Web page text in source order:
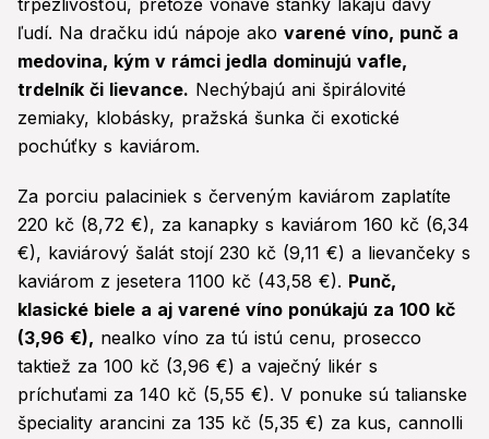
trpezlivosťou, pretože voňavé stánky lákajú davy
ľudí. Na dračku idú nápoje ako varené víno, punč a
medovina, kým v rámci jedla dominujú vafle,
trdelník či lievance. Nechýbajú ani špirálovité
zemiaky, klobásky, pražská šunka či exotické
pochúťky s kaviárom.
Za porciu palaciniek s červeným kaviárom zaplatíte
220 kč (8,72 €), za kanapky s kaviárom 160 kč (6,34
€), kaviárový šalát stojí 230 kč (9,11 €) a lievančeky s
kaviárom z jesetera 1100 kč (43,58 €). Punč,
klasické biele a aj varené víno ponúkajú za 100 kč
(3,96 €), nealko víno za tú istú cenu, prosecco
taktiež za 100 kč (3,96 €) a vaječný likér s
príchuťami za 140 kč (5,55 €). V ponuke sú talianske
špeciality arancini za 135 kč (5,35 €) za kus, cannolli